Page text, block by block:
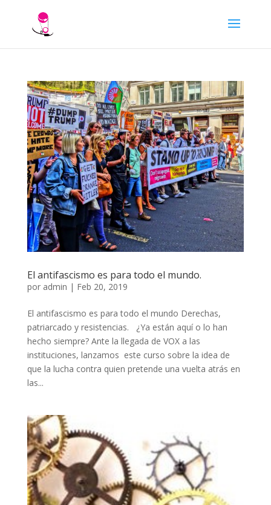
El antifascismo es para todo el mundo.
por admin | Feb 20, 2019
El antifascismo es para todo el mundo Derechas,
patriarcado y resistencias. ¿Ya están aquí o lo han
hecho siempre? Ante la llegada de VOX a las
instituciones, lanzamos este curso sobre la idea de
que la lucha contra quien pretende una vuelta atrás en
las...